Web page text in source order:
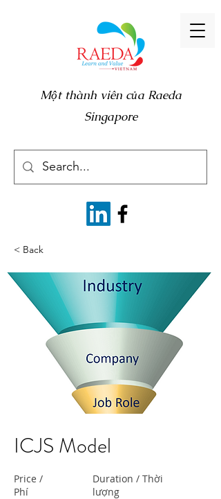
Một thành viên của Raeda
Singapore
< Back
ICJS Model
Price /
Phí
Duration / Thời
lượng